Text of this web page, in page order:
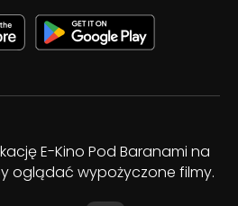
E-Kino Pod Baranami na
oglądać wypożyczone filmy.